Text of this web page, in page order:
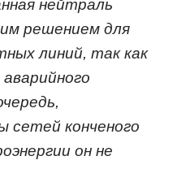
нейтраль
решением для
линий, так как
конченого
он не